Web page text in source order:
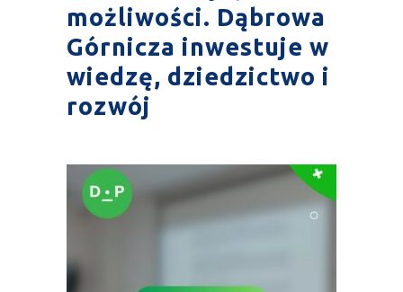
możliwości. Dąbrowa
Górnicza inwestuje w
wiedzę, dziedzictwo i
rozwój